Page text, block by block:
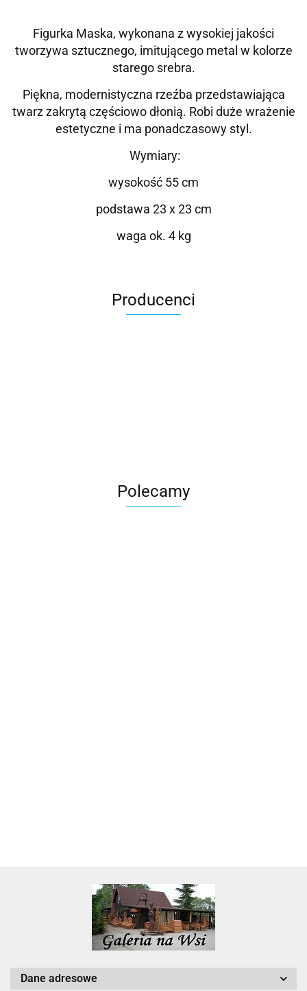
Figurka Maska, wykonana z wysokiej jakości
tworzywa sztucznego, imitującego metal w kolorze
starego srebra.
Piękna, modernistyczna rzeźba przedstawiająca
twarz zakrytą częściowo dłonią. Robi duże wrażenie
estetyczne i ma ponadczasowy styl.
Wymiary:
wysokość 55 cm
podstawa 23 x 23 cm
waga ok. 4 kg
Producenci
Polecamy
Dane adresowe